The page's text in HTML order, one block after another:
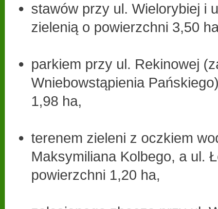
stawów przy ul. Wielorybiej i
zielenią o powierzchni 3,50
parkiem przy ul. Rekinowej
Wniebowstąpienia
1,98 ha,
terenem zieleni z oczkiem
Maksymiliana Kolbego, a ul.
powierzchni 1,20 ha,